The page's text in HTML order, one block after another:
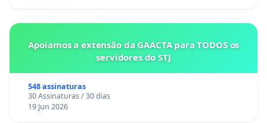
Apoiamos a extensão da GAACTA para TODOS os
servidores do STJ
548 assinaturas
30 Assinaturas / 30 dias
19 Jun 2026